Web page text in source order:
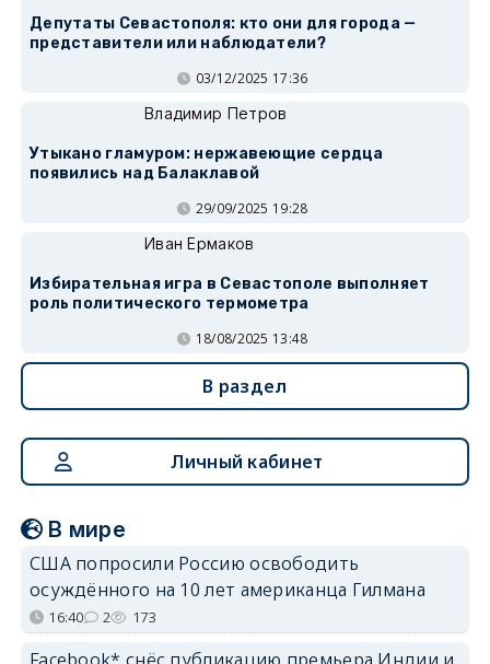
Депутаты Севастополя: кто они для города —
представители или наблюдатели?
03/12/2025 17:36
Владимир Петров
Утыкано гламуром: нержавеющие сердца
появились над Балаклавой
29/09/2025 19:28
Иван Ермаков
Избирательная игра в Севастополе выполняет
роль политического термометра
18/08/2025 13:48
В раздел
Личный кабинет
В мире
США попросили Россию освободить
осуждённого на 10 лет американца Гилмана
16:40 2 173